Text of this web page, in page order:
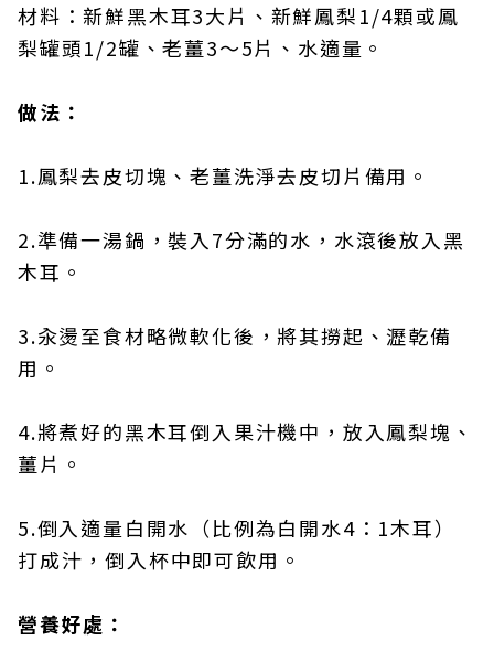
材料：新鮮黑木耳3大片、新鮮鳳梨1/4顆或鳳
梨罐頭1/2罐、老薑3～5片、水適量。
做法：
1.鳳梨去皮切塊、老薑洗淨去皮切片備用。
2.準備一湯鍋，裝入7分滿的水，水滾後放入黑
木耳。
3.汆燙至食材略微軟化後，將其撈起、瀝乾備
用。
4.將煮好的黑木耳倒入果汁機中，放入鳳梨塊、
薑片。
5.倒入適量白開水（比例為白開水4：1木耳）
打成汁，倒入杯中即可飲用。
營養好處：